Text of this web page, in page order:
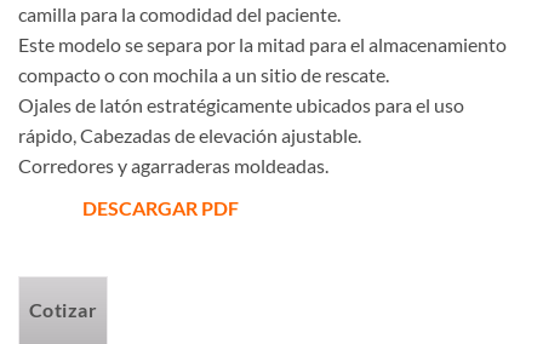
camilla para la comodidad del paciente.
Este modelo se separa por la mitad para el almacenamiento
compacto o con mochila a un sitio de rescate.
Ojales de latón estratégicamente ubicados para el uso
rápido, Cabezadas de elevación ajustable.
Corredores y agarraderas moldeadas.
DESCARGAR PDF
Cotizar